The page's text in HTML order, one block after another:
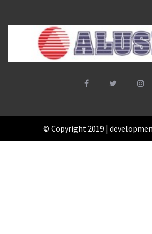
© Copyright 2019 |